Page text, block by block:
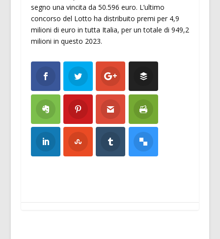
segno una vincita da 50.596 euro. L’ultimo
concorso del Lotto ha distribuito premi per 4,9
milioni di euro in tutta Italia, per un totale di 949,2
milioni in questo 2023.